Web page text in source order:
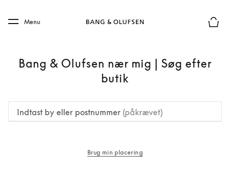
Skip to main footer
Menu
Bang & Olufsen nær mig | Søg efter
butik
Indtast by eller postnummer (påkrævet)
Brug min placering